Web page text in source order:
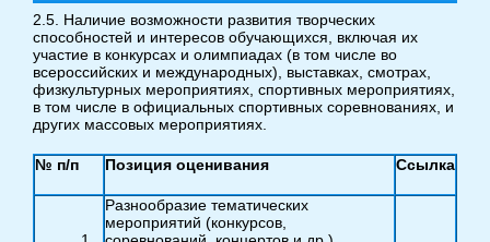
2.5. Наличие возможности развития творческих
способностей и интересов обучающихся, включая их
участие в конкурсах и олимпиадах (в том числе во
всероссийских и международных), выставках, смотрах,
физкультурных мероприятиях, спортивных мероприятиях,
в том числе в официальных спортивных соревнованиях, и
других массовых мероприятиях.
№ п/п Позиция оценивания Ссылка
Разнообразие тематических
мероприятий (конкурсов,